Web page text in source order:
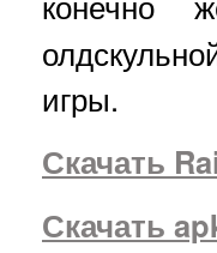
игры.
Скачать
Скачать